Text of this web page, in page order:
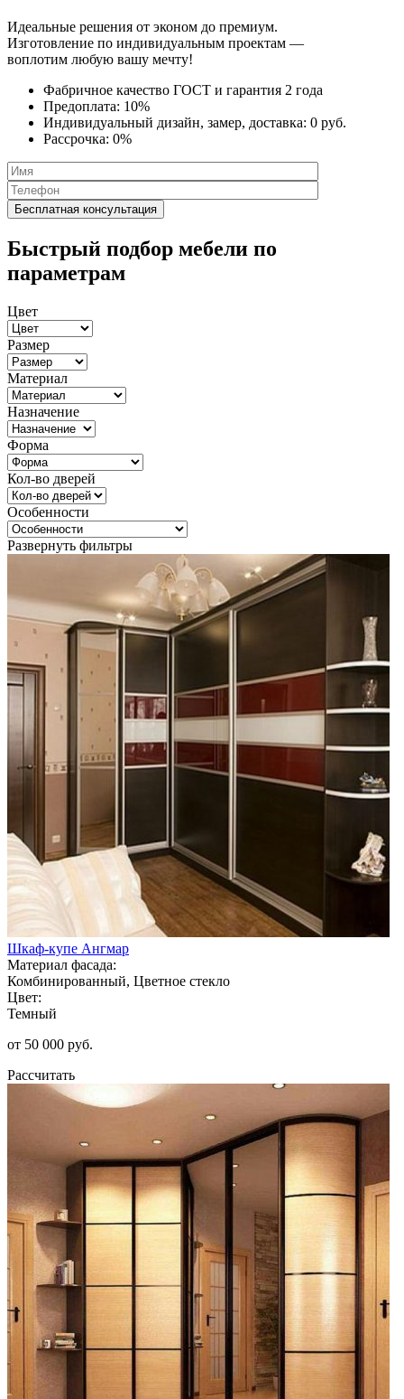
Идеальные решения от эконом до премиум.
Изготовление по индивидуальным проектам —
воплотим любую вашу мечту!
Фабричное качество ГОСТ и гарантия 2 года
Предоплата: 10%
Индивидуальный дизайн, замер, доставка: 0 руб.
Рассрочка: 0%
Быстрый подбор мебели по
параметрам
Цвет
Размер
Материал
Назначение
Форма
Кол-во дверей
Особенности
Развернуть фильтры
Шкаф-купе Ангмар
Материал фасада:
Комбинированный, Цветное стекло
Цвет:
Темный
от 50 000 руб.
Рассчитать